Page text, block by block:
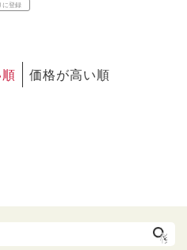
に登録
価格が高い順